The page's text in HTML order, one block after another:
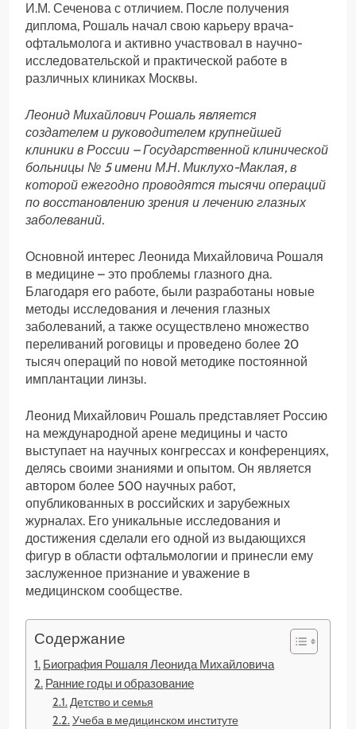
И.М. Сеченова с отличием. После получения
диплома, Рошаль начал свою карьеру врача-
офтальмолога и активно участвовал в научно-
исследовательской и практической работе в
различных клиниках Москвы.
Леонид Михайлович Рошаль является
создателем и руководителем крупнейшей
клиники в России – Государственной клинической
больницы № 5 имени М.Н. Миклухо-Маклая, в
которой ежегодно проводятся тысячи операций
по восстановлению зрения и лечению глазных
заболеваний.
Основной интерес Леонида Михайловича Рошаля
в медицине – это проблемы глазного дна.
Благодаря его работе, были разработаны новые
методы исследования и лечения глазных
заболеваний, а также осуществлено множество
переливаний роговицы и проведено более 20
тысяч операций по новой методике постоянной
имплантации линзы.
Леонид Михайлович Рошаль представляет Россию
на международной арене медицины и часто
выступает на научных конгрессах и конференциях,
делясь своими знаниями и опытом. Он является
автором более 500 научных работ,
опубликованных в российских и зарубежных
журналах. Его уникальные исследования и
достижения сделали его одной из выдающихся
фигур в области офтальмологии и принесли ему
заслуженное признание и уважение в
медицинском сообществе.
Содержание
Биография Рошаля Леонида Михайловича
Ранние годы и образование
Детство и семья
Учеба в медицинском институте